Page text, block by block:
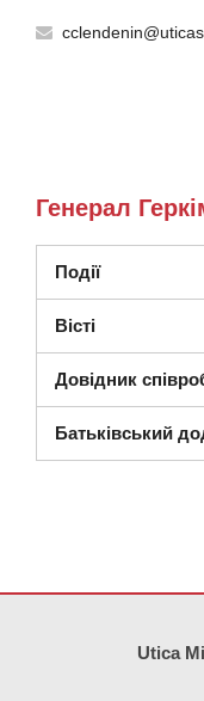
Генерал
Події
Вісті
Довідник
Батьківський
Utica